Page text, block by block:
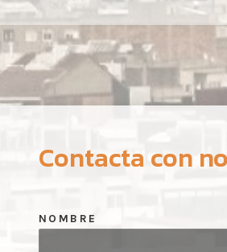
Contacta con
NOMBRE